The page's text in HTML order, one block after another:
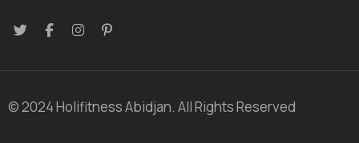
© 2024 Holifitness Abidjan. All Rights Reserved